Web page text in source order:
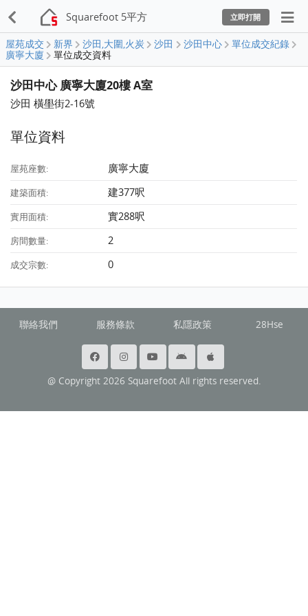
Squarefoot 5平方 立即打開
屋苑成交 新界 沙田,大圍,火炭 沙田 沙田中心
單位成交紀錄
廣寧大廈
單位成交資料
沙田中心 廣寧大廈20樓 A室
沙田 橫壆街2-16號
單位資料
屋苑座數: 廣寧大廈
建築面積: 建377呎
實用面積: 實288呎
房間數量: 2
成交宗數: 0
聯絡我們 服務條款 私隱政策 28Hse
@ Copyright 2026 Squarefoot All rights reserved.